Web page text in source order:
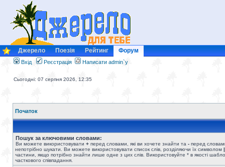
Джерело Поезія Рейтинг Форум
Вхід Реєстрація Написати admin`у
Сьогодні: 07 серпня 2026, 12:35
Початок
Пошук за ключовими словами:
Ви можете використовувати + перед словами, які ви хочете знайти та - перед
непотрібно шукати. Ви можете використовувати список слів, розділяючи їх символом |
частини, якщо потрібно знайти лише одне з цих слів. Використовуйте * в якості
часткового співпадання.